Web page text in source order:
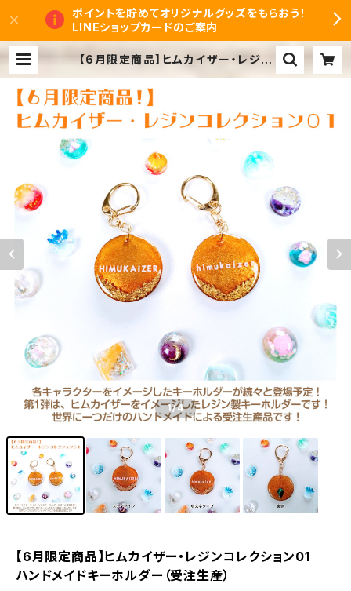
ポイントを貯めてオリジナルグッズをもらおう！
LINEショップカードのご案内
【6月限定商品】ヒムカイザー・レジン
コレクション01 ハンドメイドキーホ
ンラインショップ
1/4
【6月限定商品】ヒムカイザー・レジンコレクション01
ハンドメイドキーホルダー（受注生産）